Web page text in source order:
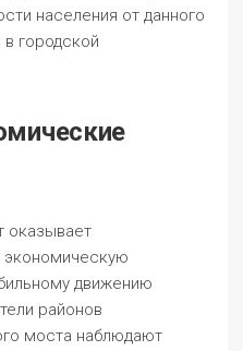
населения от данного
городской
оказывает
экономическую
движению
районов
моста наблюдают